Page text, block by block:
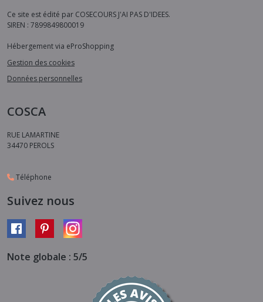
Ce site est édité par COSECOURS J'AI PAS D'IDEES.
SIREN : 7899849800019
Hébergement via eProShopping
Gestion des cookies
Données personnelles
COSCA
RUE LAMARTINE
34470 PEROLS
Téléphone
Suivez nous
Note globale : 5/5